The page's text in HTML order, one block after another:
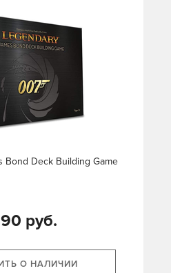
Bond Deck Building Game
руб.
О НАЛИЧИИ